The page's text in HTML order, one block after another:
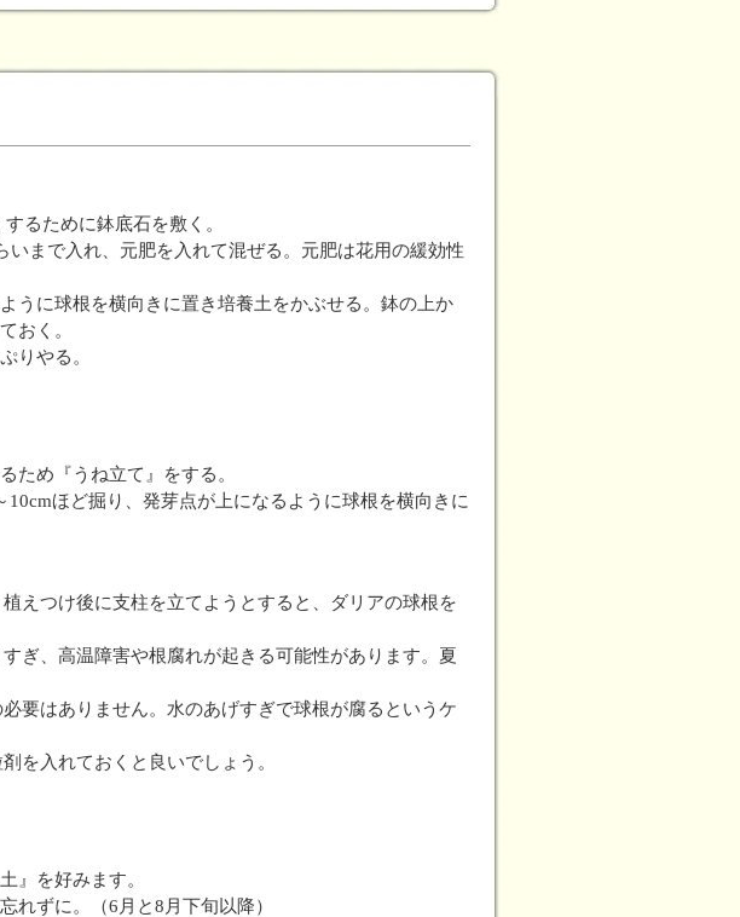
るために鉢底石を敷く。
いまで入れ、元肥を入れて混ぜる。元肥は花用の緩効性
うに球根を横向きに置き培養土をかぶせる。鉢の上か
おく。
りやる。
ため『うね立て』をする。
ほど掘り、発芽点が上になるように球根を横向きに
えつけ後に支柱を立てようとすると、ダリアの球根を
ぎ、高温障害や根腐れが起きる可能性があります。夏
要はありません。水のあげすぎで球根が腐るというケ
を入れておくと良いでしょう。
』を好みます。
れずに。（6月と8月下旬以降）